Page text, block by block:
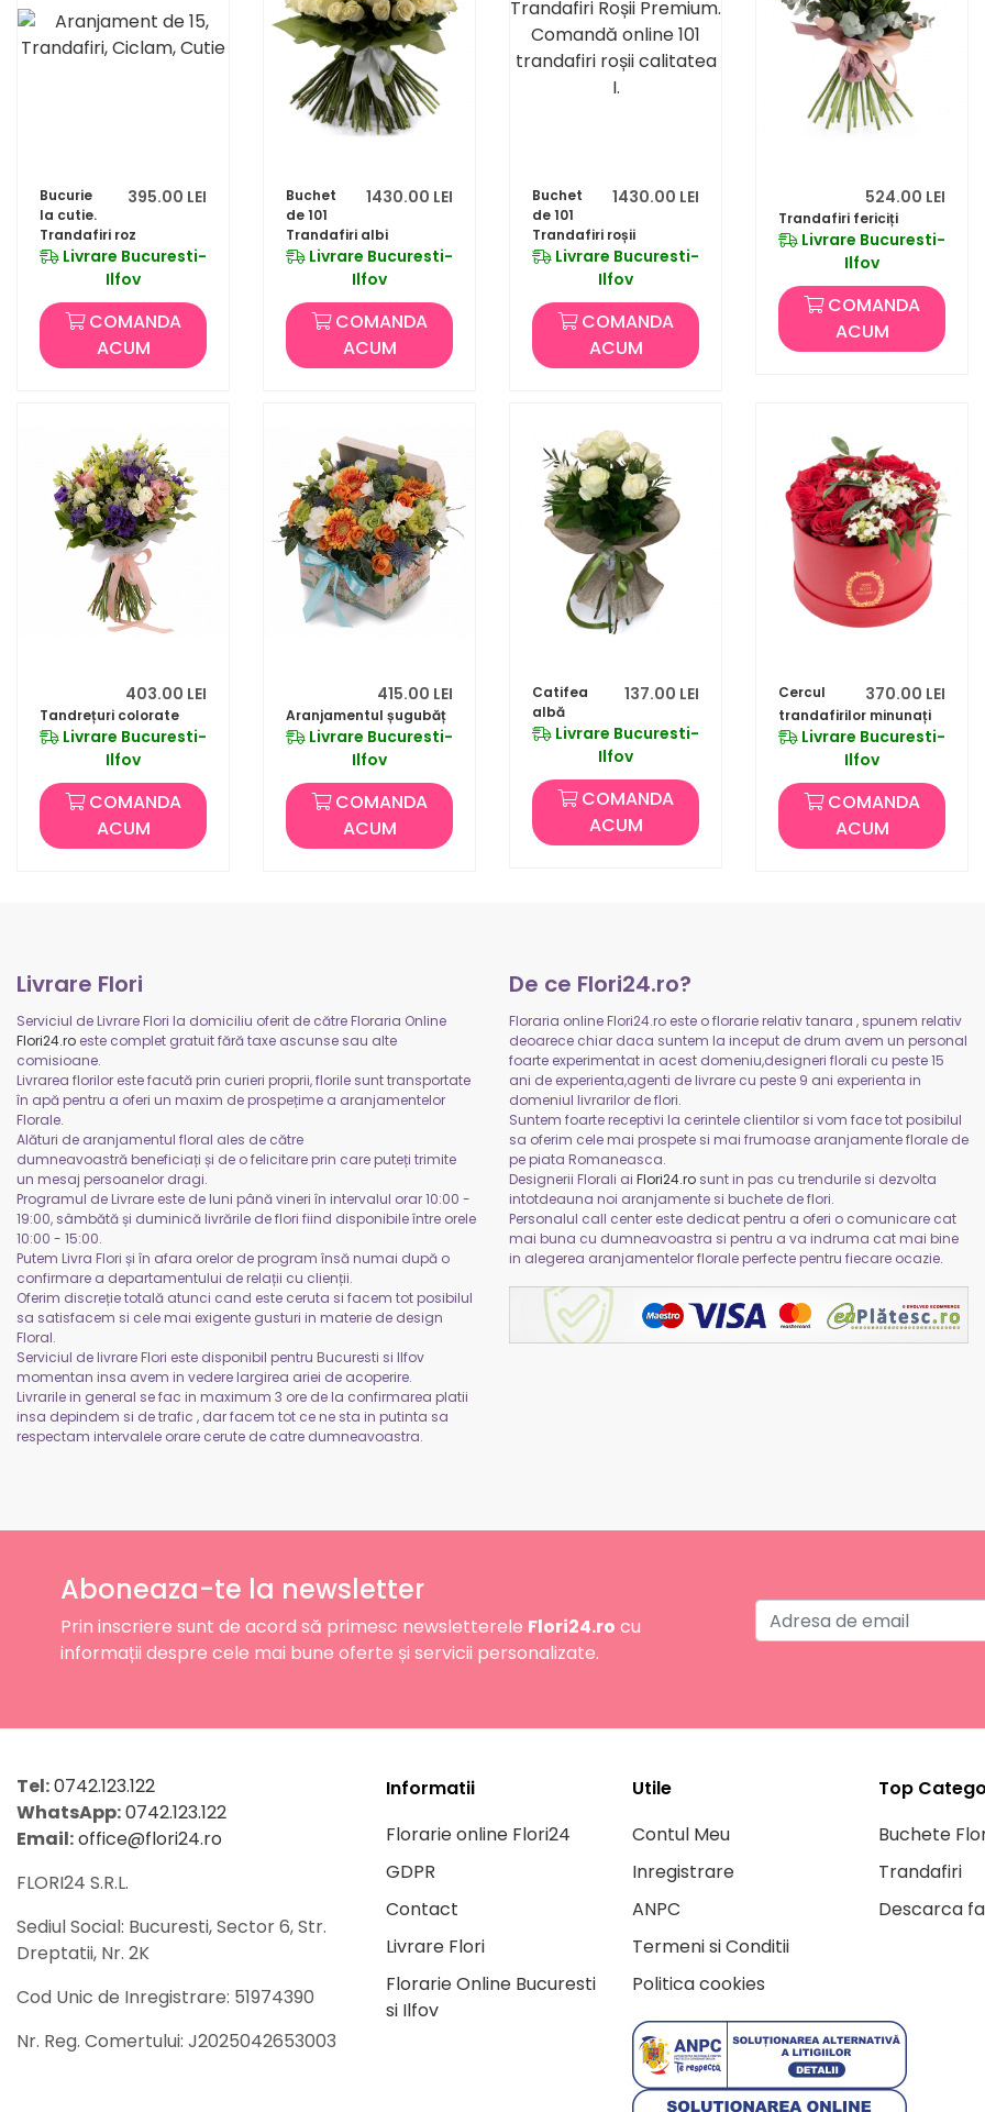
395.00 LEI
Bucurie
la cutie.
Trandafiri roz
Livrare Bucuresti-
Ilfov
COMANDA
ACUM
1430.00 LEI
Buchet
de 101
Trandafiri albi
Livrare Bucuresti-
Ilfov
COMANDA
ACUM
1430.00 LEI
Buchet
de 101
Trandafiri roșii
Livrare Bucuresti-
Ilfov
COMANDA
ACUM
524.00 LEI
Trandafiri fericiți
Livrare Bucuresti-
Ilfov
COMANDA
ACUM
403.00 LEI
Tandrețuri colorate
Livrare Bucuresti-
Ilfov
COMANDA
ACUM
415.00 LEI
Aranjamentul șugubăț
Livrare Bucuresti-
Ilfov
COMANDA
ACUM
137.00 LEI
Catifea
albă
Livrare Bucuresti-
Ilfov
COMANDA
ACUM
370.00 LEI
Cercul
trandafirilor minunați
Livrare Bucuresti-
Ilfov
COMANDA
ACUM
Livrare Flori
Serviciul de Livrare Flori la domiciliu oferit de către Floraria Online
Flori24.ro este complet gratuit fără taxe ascunse sau alte
comisioane.
Livrarea florilor este facută prin curieri proprii, florile sunt transportate
în apă pentru a oferi un maxim de prospețime a aranjamentelor
Florale.
Alături de aranjamentul floral ales de către
dumneavoastră beneficiați și de o felicitare prin care puteți trimite
un mesaj persoanelor dragi.
Programul de Livrare este de luni până vineri în intervalul orar 10:00 -
19:00, sâmbătă și duminică livrările de flori fiind disponibile între orele
10:00 - 15:00.
Putem Livra Flori și în afara orelor de program însă numai după o
confirmare a departamentului de relații cu clienții.
Oferim discreție totală atunci cand este ceruta si facem tot posibilul
sa satisfacem si cele mai exigente gusturi in materie de design
Floral.
Serviciul de livrare Flori este disponibil pentru Bucuresti si Ilfov
momentan insa avem in vedere largirea ariei de acoperire.
Livrarile in general se fac in maximum 3 ore de la confirmarea platii
insa depindem si de trafic , dar facem tot ce ne sta in putinta sa
respectam intervalele orare cerute de catre dumneavoastra.
De ce Flori24.ro?
Floraria online Flori24.ro este o florarie relativ tanara , spunem relativ
deoarece chiar daca suntem la inceput de drum avem un personal
foarte experimentat in acest domeniu,designeri florali cu peste 15
ani de experienta,agenti de livrare cu peste 9 ani experienta in
domeniul livrarilor de flori.
Suntem foarte receptivi la cerintele clientilor si vom face tot posibilul
sa oferim cele mai prospete si mai frumoase aranjamente florale de
pe piata Romaneasca.
Designerii Florali ai Flori24.ro sunt in pas cu trendurile si dezvolta
intotdeauna noi aranjamente si buchete de flori.
Personalul call center este dedicat pentru a oferi o comunicare cat
mai buna cu dumneavoastra si pentru a va indruma cat mai bine
in alegerea aranjamentelor florale perfecte pentru fiecare ocazie.
Aboneaza-te la newsletter
Prin inscriere sunt de acord să primesc newsletterele Flori24.ro cu
informații despre cele mai bune oferte și servicii personalizate.
Tel:0742.123.122
WhatsApp:0742.123.122
Email:office@flori24.ro
FLORI24 S.R.L.
Sediul Social: Bucuresti, Sector 6, Str.
Dreptatii, Nr. 2K
Cod Unic de Inregistrare: 51974390
Nr. Reg. Comertului: J2025042653003
Informatii
Florarie online Flori24
GDPR
Contact
Livrare Flori
Florarie Online Bucuresti
si Ilfov
Utile
Contul Meu
Inregistrare
ANPC
Termeni si Conditii
Politica cookies
Top
Buchete
Trandafiri
Descarca